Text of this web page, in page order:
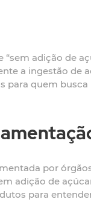
“sem adição de
a ingestão de
para quem
por
adição de
para